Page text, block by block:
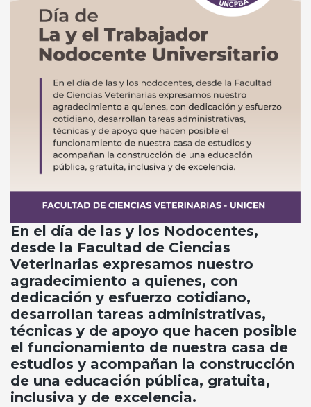
En el día de las y los Nodocentes,
desde la Facultad de Ciencias
Veterinarias expresamos nuestro
agradecimiento a quienes, con
dedicación y esfuerzo cotidiano,
desarrollan tareas administrativas,
técnicas y de apoyo que hacen posible
el funcionamiento de nuestra casa de
estudios y acompañan la construcción
de una educación pública, gratuita,
inclusiva y de excelencia.